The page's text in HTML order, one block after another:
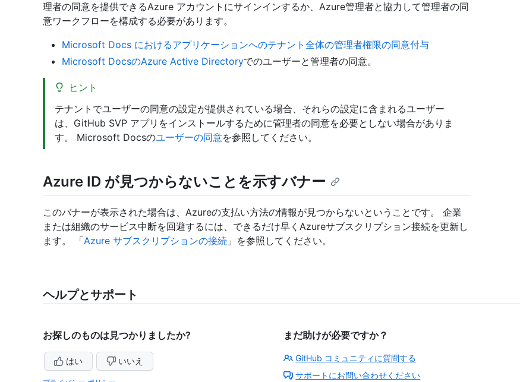
理者の同意を提供できるAzure アカウントにサインインするか、Azure管理者と協力して管理者の同
意ワークフローを構成する必要があります。
Microsoft Docs におけるアプリケーションへのテナント全体の管理者権限の同意付与
Microsoft DocsのAzure Active Directoryでのユーザーと管理者の同意。
ヒント
テナントでユーザーの同意の設定が提供されている場合、それらの設定に含まれるユーザー
は、GitHub SVP アプリをインストールするために管理者の同意を必要としない場合がありま
す。 Microsoft Docsのユーザーの同意を参照してください。
Azure ID が見つからないことを示すバナー
このバナーが表示された場合は、Azureの支払い方法の情報が見つからないということです。 企業
または組織のサービス中断を回避するには、できるだけ早くAzureサブスクリプション接続を更新し
ます。 「Azure サブスクリプションの接続 」を参照してください。
ヘルプとサポート
お探しのものは見つかりましたか?
はい いいえ
まだ助けが必要ですか？
GitHub コミュニティに質問する
サポートにお問い合わせください